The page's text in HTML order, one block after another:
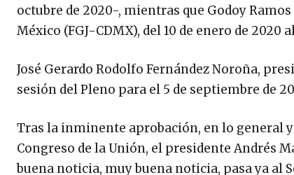
octubre de 2020-, mientras que Godoy
México (FGJ-CDMX), del 10 de enero de 2020
José Gerardo Rodolfo Fernández Noroña,
sesión del Pleno para el 5 de septiembre de
Tras la inminente aprobación, en lo general
Congreso de la Unión, el presidente Andrés
buena noticia, muy buena noticia, pasa ya al